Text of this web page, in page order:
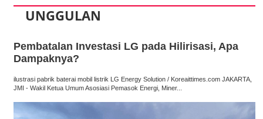
UNGGULAN
Pembatalan Investasi LG pada Hilirisasi, Apa
Dampaknya?
ilustrasi pabrik baterai mobil listrik LG Energy Solution / Koreaittimes.com JAKARTA,
JMI - Wakil Ketua Umum Asosiasi Pemasok Energi, Miner...